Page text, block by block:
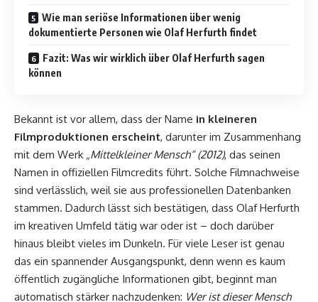
Wie man seriöse Informationen über wenig
dokumentierte Personen wie Olaf Herfurth findet
Fazit: Was wir wirklich über Olaf Herfurth sagen
können
Bekannt ist vor allem, dass der Name in kleineren
Filmproduktionen erscheint, darunter im Zusammenhang
mit dem Werk „Mittelkleiner Mensch“ (2012), das seinen
Namen in offiziellen Filmcredits führt. Solche Filmnachweise
sind verlässlich, weil sie aus professionellen Datenbanken
stammen. Dadurch lässt sich bestätigen, dass Olaf Herfurth
im kreativen Umfeld tätig war oder ist – doch darüber
hinaus bleibt vieles im Dunkeln. Für viele Leser ist genau
das ein spannender Ausgangspunkt, denn wenn es kaum
öffentlich zugängliche Informationen gibt, beginnt man
automatisch stärker nachzudenken: Wer ist dieser Mensch